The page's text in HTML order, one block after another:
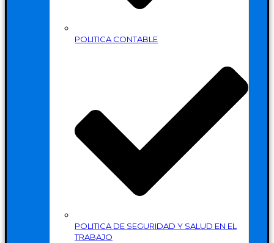
POLITICA CONTABLE
POLITICA DE SEGURIDAD Y SALUD EN EL
TRABAJO